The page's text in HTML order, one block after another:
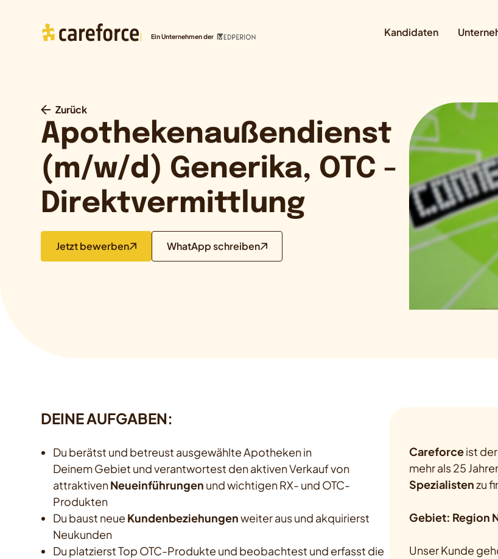
Ein Unternehmen der Kandidaten
Zurück
Apothekenaußendienst
(m/w/d) Generika, OTC -
Direktvermittlung
Jetzt bewerben WhatApp schreiben
Careforceist der
mehr als 25
Spezialistenzu
Gebiet: Region
Unser Kunde
DEINE AUFGABEN:
Du berätst und betreust ausgewählte Apotheken in
Deinem Gebiet und verantwortest den aktiven Verkauf von
attraktivenNeueinführungen und wichtigen RX- und OTC-
Produkten
Du baust neue Kundenbeziehungenweiter aus und akquirierst
Neukunden
Du platzierst Top OTC-Produkte und beobachtest und erfasst die